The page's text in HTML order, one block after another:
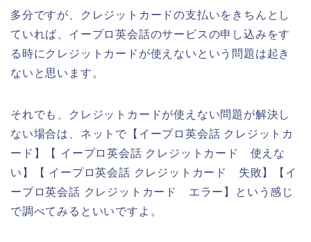
多分ですが、クレジットカードの支払いをきちんとし
ていれば、イープロ英会話のサービスの申し込みをす
る時にクレジットカードが使えないという問題は起き
ないと思います。
それでも、クレジットカードが使えない問題が解決し
ない場合は、ネットで【イープロ英会話 クレジットカ
ード】【 イープロ英会話 クレジットカード 使えな
い】【 イープロ英会話 クレジットカード 失敗】【イ
ープロ英会話 クレジットカード エラー】という感じ
で調べてみるといいですよ。